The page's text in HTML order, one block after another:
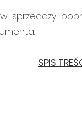
sprzedaży
SPIS